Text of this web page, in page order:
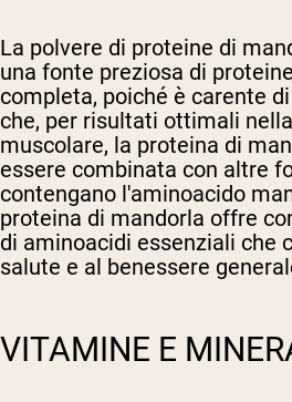
La polvere di proteine di
una fonte preziosa di
completa, poiché è carente
che, per risultati ottimali
muscolare, la proteina di
essere combinata con altre
contengano l'aminoacido
proteina di mandorla offre
di aminoacidi essenziali che
salute e al benessere
VITAMINE E